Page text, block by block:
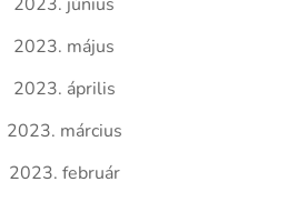
2023. május
2023. április
2023. március
2023. február